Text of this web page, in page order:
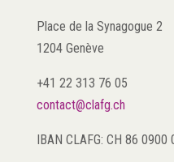
Place de la Synagogue 2
1204 Genève
+41 22 313 76 05
contact@clafg.ch
IBAN CLAFG: CH 86